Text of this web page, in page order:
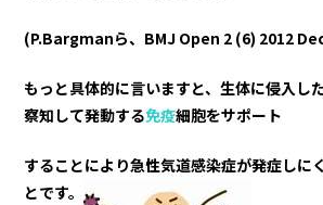
(P.Bargmanら、BMJ Open 2 (6) 2012
もっと具体的に言いますと、生体に侵入し
察知して発動する免疫細胞をサポート
することにより急性気道感染症が発症しに
とです。